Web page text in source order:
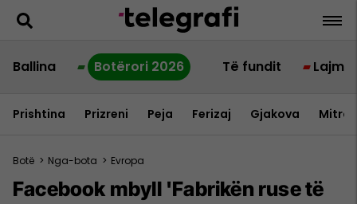
Ballina Botërori 2026 Të fundit Lajme
Prishtina Prizreni Peja Ferizaj Gjakova
Botë > Nga-bota > Evropa
Facebook mbyll 'Fabrikën ruse të